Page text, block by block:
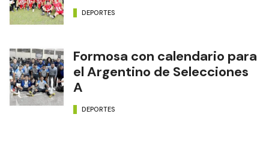
DEPORTES
Formosa con calendario para
el Argentino de Selecciones
A
DEPORTES